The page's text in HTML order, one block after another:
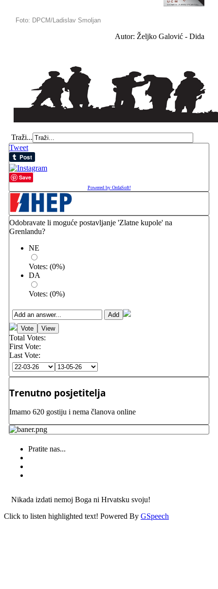
Foto: DPCM/Ladislav Smoljan
Autor: Željko Galović - Dida
Traži...
Tweet
Save
Powered by OrdaSoft!
Odobravate li moguće postavljanje 'Zlatne kupole' na
Grenlandu?
NE
Votes: (0%)
DA
Votes: (0%)
Total Votes:
First Vote:
Last Vote:
Trenutno posjetitelja
Imamo 620 gostiju i nema članova online
Pratite nas...
Nikada izdati nemoj Boga ni Hrvatsku svoju!
Click to listen highlighted text! Powered By GSpeech